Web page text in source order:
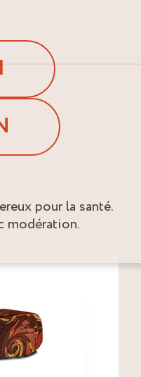
pour la santé.
modération.